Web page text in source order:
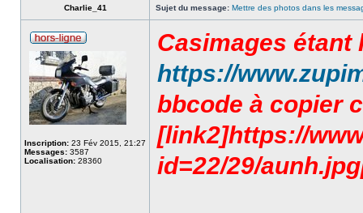
Charlie_41 Sujet du message: Mettre des photos dans les
Inscription: 23 Fév 2015, 21:27
Messages: 3587
Localisation: 28360
Casimages étant
https://
bbcode à copier
[link2]https://
id=22/29/